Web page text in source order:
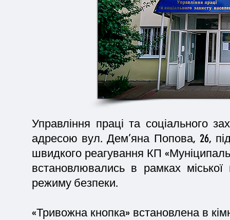
Управління праці та соціального
адресою вул. Дем’яна Попова, 26,
швидкого реагування КП
встановлювались в рамках
режиму безпеки.
«Тривожна кнопка» встановлена в